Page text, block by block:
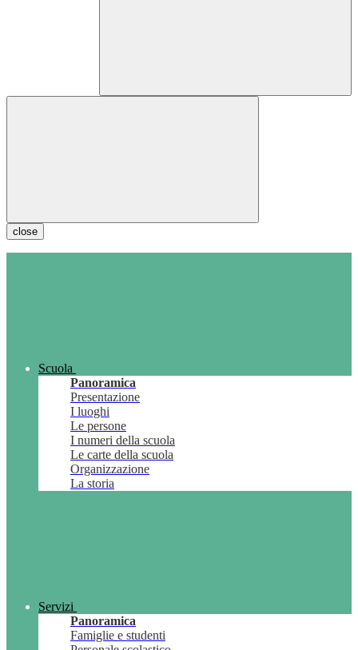
close
Scuola
Panoramica
Presentazione
I luoghi
Le persone
I numeri della scuola
Le carte della scuola
Organizzazione
La storia
Servizi
Panoramica
Famiglie e studenti